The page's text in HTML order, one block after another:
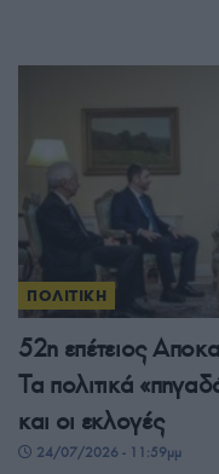
ΠΟΛΙΤΙΚΗ
52η επέτειος
Τα πολιτικά
και οι εκλογές
24/07/2026 - 11:59μμ